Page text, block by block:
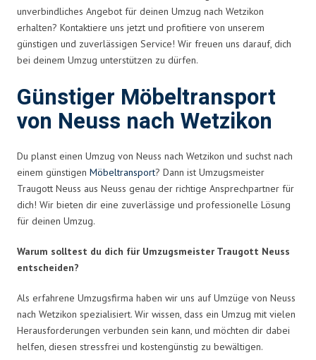
unverbindliches Angebot für deinen Umzug nach Wetzikon
erhalten? Kontaktiere uns jetzt und profitiere von unserem
günstigen und zuverlässigen Service! Wir freuen uns darauf, dich
bei deinem Umzug unterstützen zu dürfen.
Günstiger Möbeltransport
von Neuss nach Wetzikon
Du planst einen Umzug von Neuss nach Wetzikon und suchst nach
einem günstigen Möbeltransport? Dann ist Umzugsmeister
Traugott Neuss aus Neuss genau der richtige Ansprechpartner für
dich! Wir bieten dir eine zuverlässige und professionelle Lösung
für deinen Umzug.
Warum solltest du dich für Umzugsmeister Traugott Neuss
entscheiden?
Als erfahrene Umzugsfirma haben wir uns auf Umzüge von Neuss
nach Wetzikon spezialisiert. Wir wissen, dass ein Umzug mit vielen
Herausforderungen verbunden sein kann, und möchten dir dabei
helfen, diesen stressfrei und kostengünstig zu bewältigen.